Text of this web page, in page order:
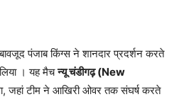
पंजाब किंग्स ने शानदार प्रदर्शन करते
। यह मैचन्यू चंडीगढ़ (New
जहां टीम ने आखिरी ओवर तक संघर्ष करते